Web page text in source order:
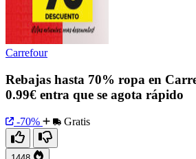
Carrefour
Rebajas hasta 70% ropa en
0.99€ entra que se agota rápido
-70% Gratis